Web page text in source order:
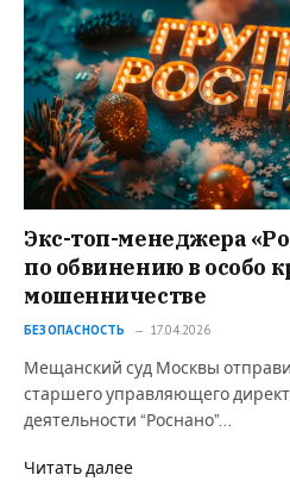
Экс-топ-менеджера
по обвинению в особо
мошенничестве
БЕЗОПАСНОСТЬ 17.04.2026
Мещанский суд Москвы
старшего управляющего
деятельности “Роснано”…
Читать далее